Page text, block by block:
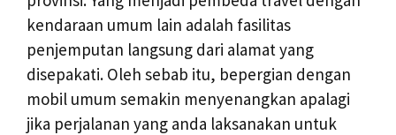
kendaraan umum lain adalah fasilitas
penjemputan langsung dari alamat yang
disepakati. Oleh sebab itu, bepergian dengan
mobil umum semakin menyenangkan apalagi
jika perjalanan yang anda laksanakan untuk